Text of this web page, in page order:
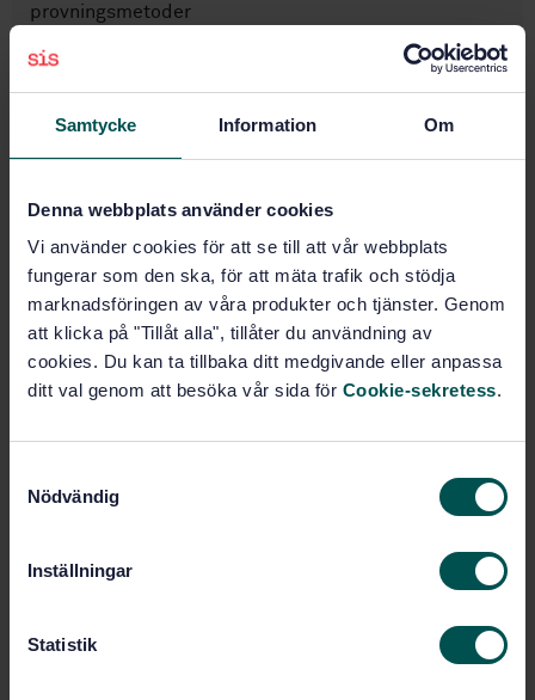
Samtycke Information Om
Denna webbplats använder cookies
Vi använder cookies för att se till att vår webbplats
fungerar som den ska, för att mäta trafik och stödja
marknadsföringen av våra produkter och tjänster. Genom
att klicka på "Tillåt alla", tillåter du användning av
cookies. Du kan ta tillbaka ditt medgivande eller anpassa
ditt val genom att besöka vår sida för Cookie-sekretess.
Nödvändig
Inställningar
Statistik
provningsmetoder
Prenumerera på standarden - Läs mer
Pris:789 SEK
Fler alternativ
Produktinformation
Språk: Engelska
Framtagen av:
- Frictional anchors - Safety
1
Antal sidor: